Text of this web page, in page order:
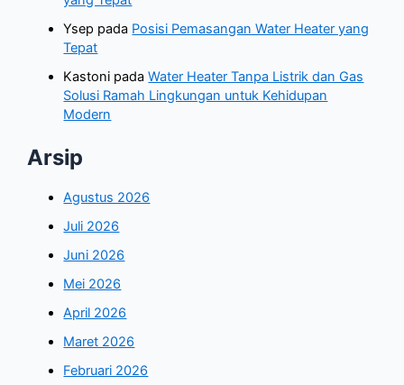
Ysep pada Posisi Pemasangan Water Heater yang
Tepat
Kastoni padaWater Heater Tanpa Listrik dan Gas
Solusi Ramah Lingkungan untuk Kehidupan
Modern
Arsip
Agustus 2026
Juli 2026
Juni 2026
Mei 2026
April 2026
Maret 2026
Februari 2026